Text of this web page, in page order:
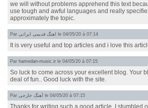
we will without problems apprehend this text
use tough and awful languages and really
approximately the topic.
Par اهنگ قدیمی ایرانی le 04/05/20 à 07:14
It is very useful and top articles and i love this
Par hamedan-music.ir le 04/05/20 à 07:15
So luck to come across your excellent blog. Your
deal of fun.. Good luck with the site.
Par آهنگ خارجی le 04/05/20 à 07:15
Thanks for writing such a good article, I stumbled